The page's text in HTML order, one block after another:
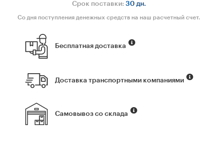
Срок поставки: 30 дн.
Со дня поступления денежных средств на наш расчетный счет.
Бесплатная доставка
Доставка транспортными компаниями
Самовывоз со склада